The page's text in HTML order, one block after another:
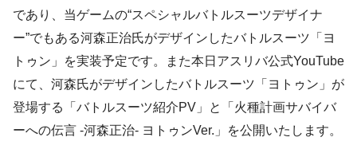
であり、当ゲームの“スペシャルバトルスーツデザイナ
ー”でもある河森正治氏がデザインしたバトルスーツ「ヨ
トゥン」を実装予定です。また本日アスリバ公式YouTube
にて、河森氏がデザインしたバトルスーツ「ヨトゥン」が
登場する「バトルスーツ紹介PV」と「火種計画サバイバ
ーへの伝言 -河森正治- ヨトゥンVer.」を公開いたします。